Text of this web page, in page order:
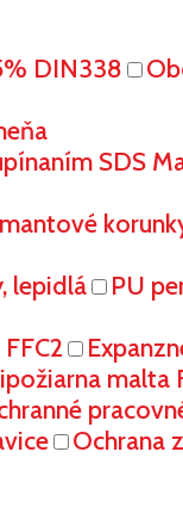
DIN338
SDS
lepidlá PU
malta
Ochrana